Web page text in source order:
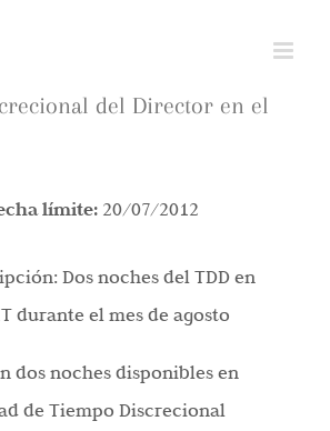
del Director en el
límite: 20/07/2012
Dos noches del TDD en
durante el mes de agosto
dos noches disponibles en
de Tiempo Discrecional